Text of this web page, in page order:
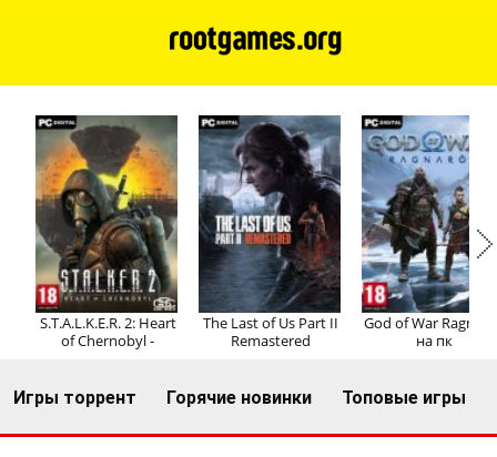
Регистрация Вход
S.T.A.L.K.E.R. 2: Heart
of Chernobyl -
The Last of Us Part II
Remastered
God of War
на пк
Игры торрент Горячие новинки Топовые игры